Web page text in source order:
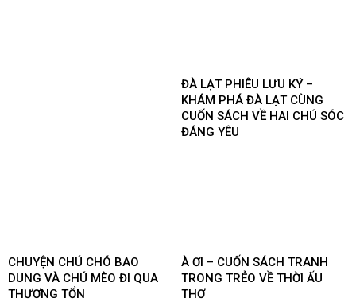
ĐÀ LẠT PHIÊU LƯU KÝ –
KHÁM PHÁ ĐÀ LẠT CÙNG
CUỐN SÁCH VỀ HAI CHÚ SÓC
ĐÁNG YÊU
CHUYỆN CHÚ CHÓ BAO
DUNG VÀ CHÚ MÈO ĐI QUA
THƯƠNG TỔN
À ƠI – CUỐN SÁCH TRANH
TRONG TRẺO VỀ THỜI ẤU
THƠ